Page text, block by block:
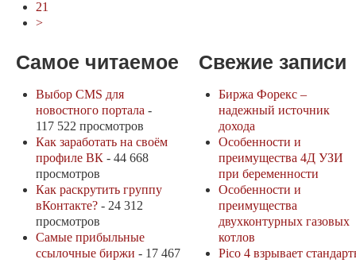
21
>
Самое читаемое
Выбор CMS для
новостного портала -
117 522 просмотров
Как заработать на своём
профиле ВК - 44 668
просмотров
Как раскрутить группу
вКонтакте? - 24 312
просмотров
Самые прибыльные
ссылочные биржи - 17 467
Свежие записи
Биржа Форекс –
надежный источник
дохода
Особенности и
преимущества 4Д УЗИ
при беременности
Особенности и
преимущества
двухконтурных газовых
котлов
Pico 4 взрывает